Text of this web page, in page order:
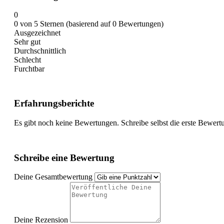
0
0 von 5 Sternen (basierend auf 0 Bewertungen)
Ausgezeichnet
Sehr gut
Durchschnittlich
Schlecht
Furchtbar
Erfahrungsberichte
Es gibt noch keine Bewertungen. Schreibe selbst die erste
Schreibe eine Bewertung
Deine Gesamtbewertung
Deine Rezension